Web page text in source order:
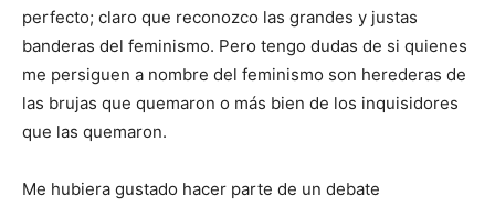
perfecto; claro que reconozco las grandes y justas
banderas del feminismo. Pero tengo dudas de si quienes
me persiguen a nombre del feminismo son herederas de
las brujas que quemaron o más bien de los inquisidores
que las quemaron.
Me hubiera gustado hacer parte de un debate